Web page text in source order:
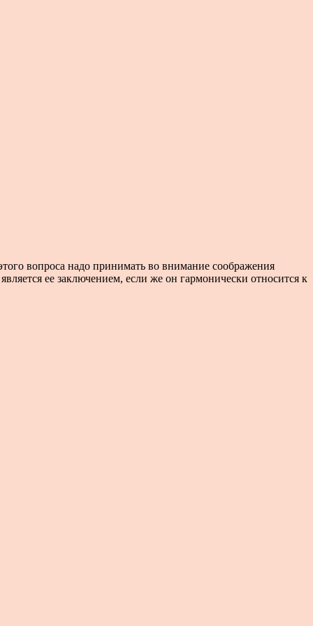
вопроса надо принимать во внимание соображения
ее заключением, если же он гармонически относится к